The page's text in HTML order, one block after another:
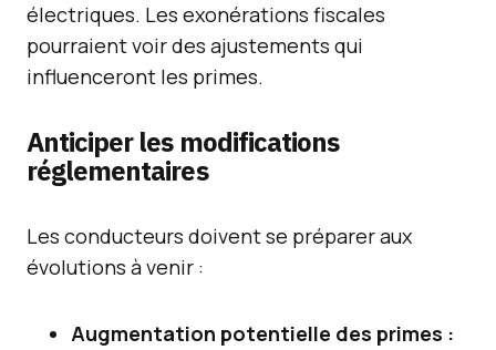
électriques. Les exonérations fiscales
pourraient voir des ajustements qui
influenceront les primes.
Anticiper les modifications
réglementaires
Les conducteurs doivent se préparer aux
évolutions à venir :
Augmentation potentielle des primes :